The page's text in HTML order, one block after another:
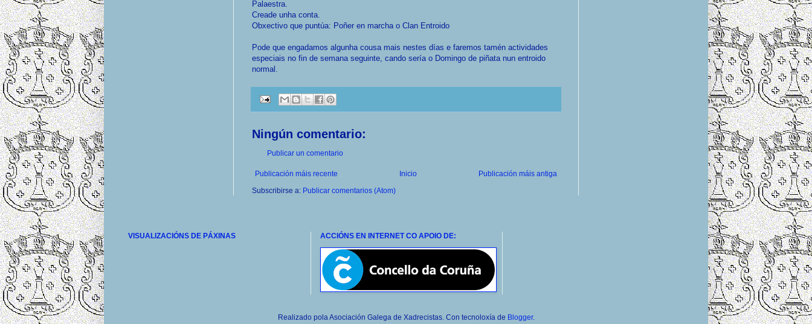
Palaestra.
Creade unha conta.
Obxectivo que puntúa: Poñer en marcha o Clan Entroido
Pode que engadamos algunha cousa mais nestes días e faremos tamén actividades
especiais no fin de semana seguinte, cando sería o Domingo de piñata nun entroido
normal.
Ningún comentario:
Publicar un comentario
Publicación máis recente Publicación máis antiga
Inicio
Subscribirse a: Publicar comentarios (Atom)
VISUALIZACIÓNS DE PÁXINAS ACCIÓNS EN INTERNET CO APOIO DE:
Realizado pola Asociación Galega de Xadrecistas. Con tecnoloxía de Blogger.